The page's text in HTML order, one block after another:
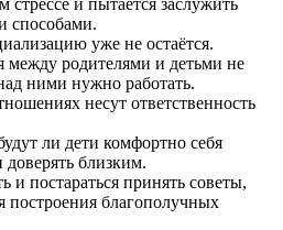
способами.
уже не остаётся.
между родителями и детьми не
ними нужно работать.
несут ответственность
ли дети комфортно себя
доверять близким.
и постараться принять советы,
построения благополучных